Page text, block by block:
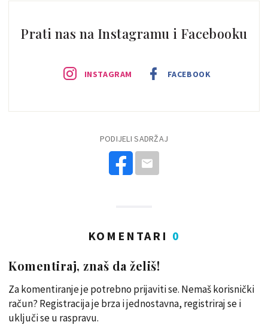
Prati nas na Instagramu i Facebooku
INSTAGRAM FACEBOOK
PODIJELI SADRŽAJ
KOMENTARI 0
Komentiraj, znaš da želiš!
Za komentiranje je potrebno prijaviti se. Nemaš korisnički
račun? Registracija je brza i jednostavna, registriraj se i
uključi se u raspravu.